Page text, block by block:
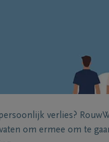
verlies?
om ermee om te